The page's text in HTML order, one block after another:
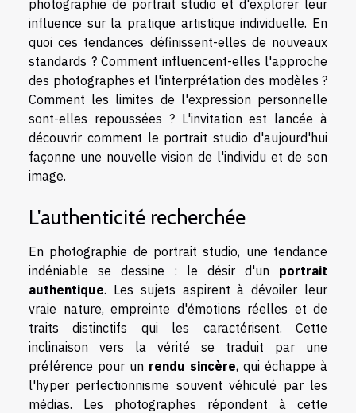
photographie de portrait studio et d'explorer leur
influence sur la pratique artistique individuelle. En
quoi ces tendances définissent-elles de nouveaux
standards ? Comment influencent-elles l'approche
des photographes et l'interprétation des modèles ?
Comment les limites de l'expression personnelle
sont-elles repoussées ? L'invitation est lancée à
découvrir comment le portrait studio d'aujourd'hui
façonne une nouvelle vision de l'individu et de son
image.
L'authenticité recherchée
En photographie de portrait studio, une tendance
indéniable se dessine : le désir d'un portrait
authentique. Les sujets aspirent à dévoiler leur
vraie nature, empreinte d'émotions réelles et de
traits distinctifs qui les caractérisent. Cette
inclinaison vers la vérité se traduit par une
préférence pour un rendu sincère, qui échappe à
l'hyper perfectionnisme souvent véhiculé par les
médias. Les photographes répondent à cette